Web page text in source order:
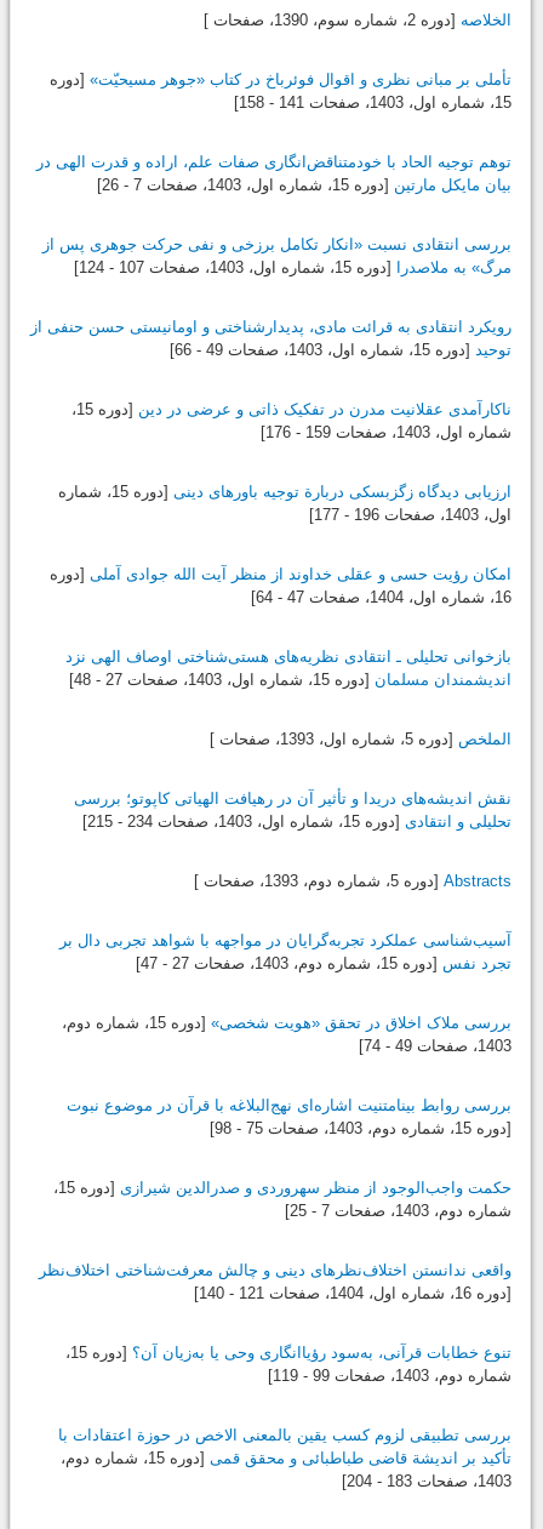
الخلاصه [دوره 2، شماره سوم، 1390، صفحات ]
تأملی بر مبانی نظری و اقوال فوئرباخ در کتاب «جوهر مسیحیّت» [دوره
15، شماره اول،
1403، صفحات 141 - 158]
توهم توجیه الحاد با خودمتناقض‌انگاری صفات علم، اراده و قدرت الهی در
بیان مایکل مارتین [دوره 15، شماره اول، 1403، صفحات 7 - 26]
بررسی انتقادی نسبت «انکار تکامل برزخی و نفی حرکت جوهری پس از
مرگ» به ملاصدرا [دوره 15، شماره اول، 1403، صفحات 107 - 124]
رویکرد انتقادی به قرائت مادی، پدیدارشناختی و اومانیستی حسن حنفی از
توحید [دوره 15، شماره اول، 1403، صفحات 49 - 66]
ناکارآمدی عقلانیت مدرن در تفکیک ذاتی و عرضی در دین
[دوره 15،
شماره اول، 1403، صفحات 159 - 176]
ارزیابی دیدگاه زگزبسکی دربارة توجیه باورهای دینی
[دوره 15، شماره
اول، 1403، صفحات 196 - 177]
امکان رؤیت حسی و عقلی خداوند از منظر آیت الله جوادی آملی [دوره
16، شماره اول،
1404، صفحات 47 - 64]
بازخوانی تحلیلی ـ انتقادی نظریه‌های هستی‌شناختی اوصاف الهی نزد
اندیشمندان مسلمان [دوره 15، شماره اول، 1403، صفحات 27 - 48]
الملخص [دوره 5، شماره اول، 1393، صفحات ]
نقش اندیشه‌های دریدا و تأثیر آن در رهیافت الهیاتی کاپوتو؛ بررسی
تحلیلی و انتقادی [دوره 15، شماره اول، 1403، صفحات 234 - 215]
Abstracts [دوره 5، شماره دوم، 1393، صفحات ]
آسیب‌شناسی عملکرد تجربه‌گرایان در مواجهه با شواهد تجربی دال بر
تجرد نفس [دوره 15، شماره دوم، 1403، صفحات 27 - 47]
بررسی ملاک اخلاق در تحقق «هویت شخصی» [دوره 15، شماره دوم،
1403، صفحات 49 - 74]
بررسی روابط بینامتنیت اشاره‌ای نهج‌البلاغه با قرآن در موضوع نبوت
[دوره 15، شماره دوم،
1403، صفحات 75 - 98]
حکمت واجب‌الوجود از منظر سهروردی و صدرالدین شیرازی
[دوره 15،
شماره دوم، 1403، صفحات 7 - 25]
واقعی ندانستن اختلاف‌نظرهای دینی و چالش معرفت‌شناختی اختلاف‌نظر
[دوره 16، شماره اول،
1404، صفحات 121 - 140]
تنوع خطابات قرآنی، به‌سود رؤیاانگاری وحی یا به‌زیان آن؟
[دوره 15،
شماره دوم، 1403، صفحات 99 - 119]
بررسی تطبیقی لزوم کسب یقین بالمعنی الاخص در حوزة اعتقادات با
تأکید بر اندیشة قاضی ‌طباطبائی و محقق قمی [دوره 15، شماره دوم،
1403، صفحات 183 - 204]